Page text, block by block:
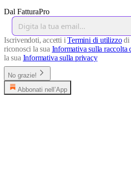
Dal FatturaPro
Iscrivendoti, accetti iTermini di utilizzodi
riconosci la sua Informativa sulla raccolta
la sua Informativa sulla privacy
No grazie!
Abbonati nell’App